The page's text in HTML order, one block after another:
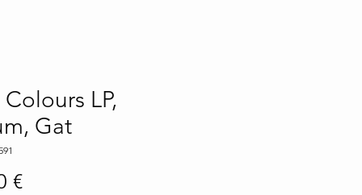
LP,
Gat
€Prezzo